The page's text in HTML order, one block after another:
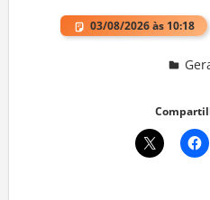
03/08/2026 às 10:18